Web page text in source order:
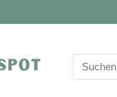
Search
for: